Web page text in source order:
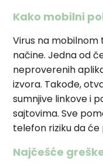
Kako mobilni
Virus na
načine. Jedna od
neproverenih
izvora. Takođe,
sumnjive linkove i
sajtovima. Sve
telefon riziku da će
Najčešće